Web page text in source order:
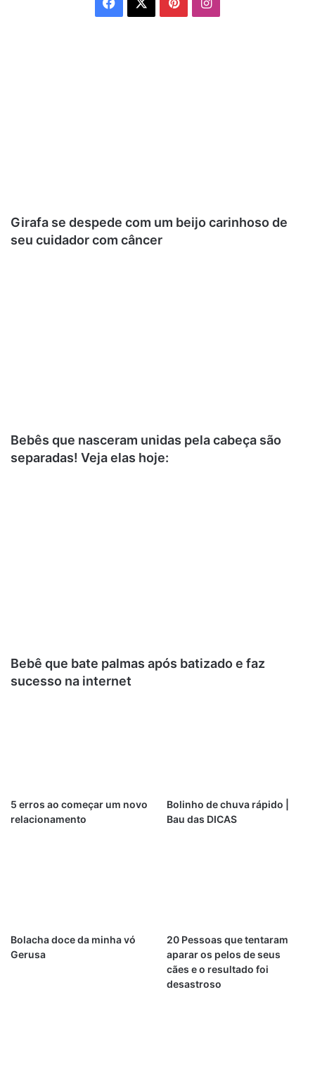
Girafa se despede com um beijo carinhoso de
seu cuidador com câncer
Bebês que nasceram unidas pela cabeça são
separadas! Veja elas hoje:
Bebê que bate palmas após batizado e faz
sucesso na internet
5 erros ao começar um novo
relacionamento
Bolinho de chuva rápido |
Bau das DICAS
Bolacha doce da minha vó
Gerusa
20 Pessoas que tentaram
aparar os pelos de seus
cães e o resultado foi
desastroso